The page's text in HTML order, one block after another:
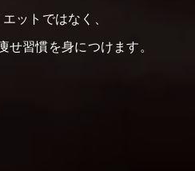
ットではなく、
せ習慣を身につけます。